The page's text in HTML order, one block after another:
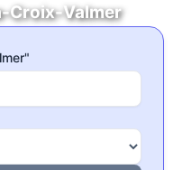
Croix-Valmer